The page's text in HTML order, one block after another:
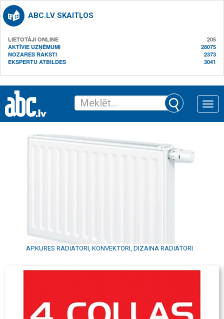
ABC.LV SKAITĻOS
LIETOTĀJI ONLINE
205
AKTĪVIE UZŅĒMUMI
28075
NOZARES RAKSTI
2373
EKSPERTU ATBILDES
3041
Toggle
APKURES RADIATORI, KONVEKTORI, DIZAINA RADIATORI